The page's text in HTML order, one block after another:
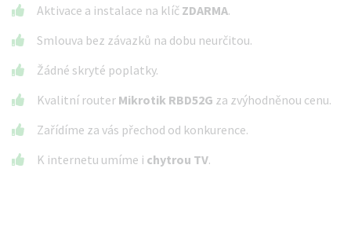
Aktivace a instalace na klíč ZDARMA.
Smlouva bez závazků na dobu neurčitou.
Žádné skryté poplatky.
Kvalitní router Mikrotik RBD52G za zvýhodněnou cenu.
Zařídíme za vás přechod od konkurence.
K internetu umíme i chytrou TV.